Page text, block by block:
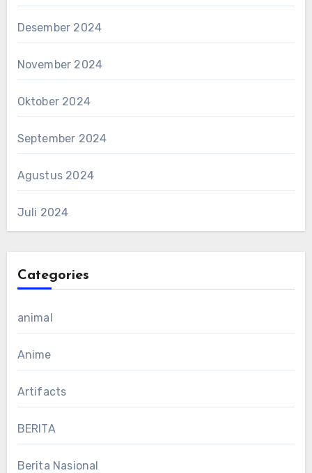
Desember 2024
November 2024
Oktober 2024
September 2024
Agustus 2024
Juli 2024
Categories
animal
Anime
Artifacts
BERITA
Berita Nasional